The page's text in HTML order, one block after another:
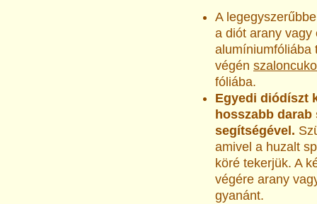
A
a diót arany vagy
alumíniumfóliába
végén
fóliába.
Egyedi diódíszt
hosszabb
segítségével.
amivel a huzalt
köré tekerjük. A
végére arany
gyanánt.